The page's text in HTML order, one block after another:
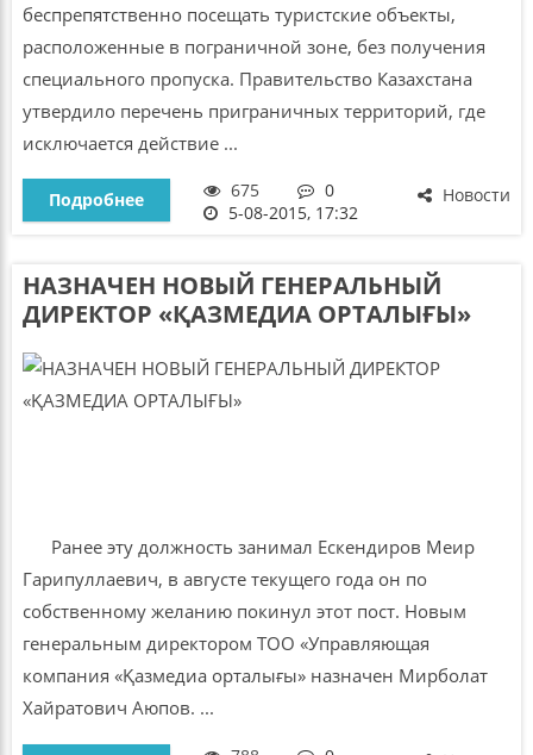
беспрепятственно посещать туристские объекты,
расположенные в пограничной зоне, без получения
специального пропуска. Правительство Казахстана
утвердило перечень приграничных территорий, где
исключается действие ...
Новости
Подробнее 675
0
5-08-2015, 17:32
НАЗНАЧЕН НОВЫЙ ГЕНЕРАЛЬНЫЙ
ДИРЕКТОР «ҚАЗМЕДИА ОРТАЛЫҒЫ»
Ранее эту должность занимал Ескендиров Меир
Гарипуллаевич, в августе текущего года он по
собственному желанию покинул этот пост. Новым
генеральным директором ТОО «Управляющая
компания «Қазмедиа орталығы» назначен Мирболат
Хайратович Аюпов. ...